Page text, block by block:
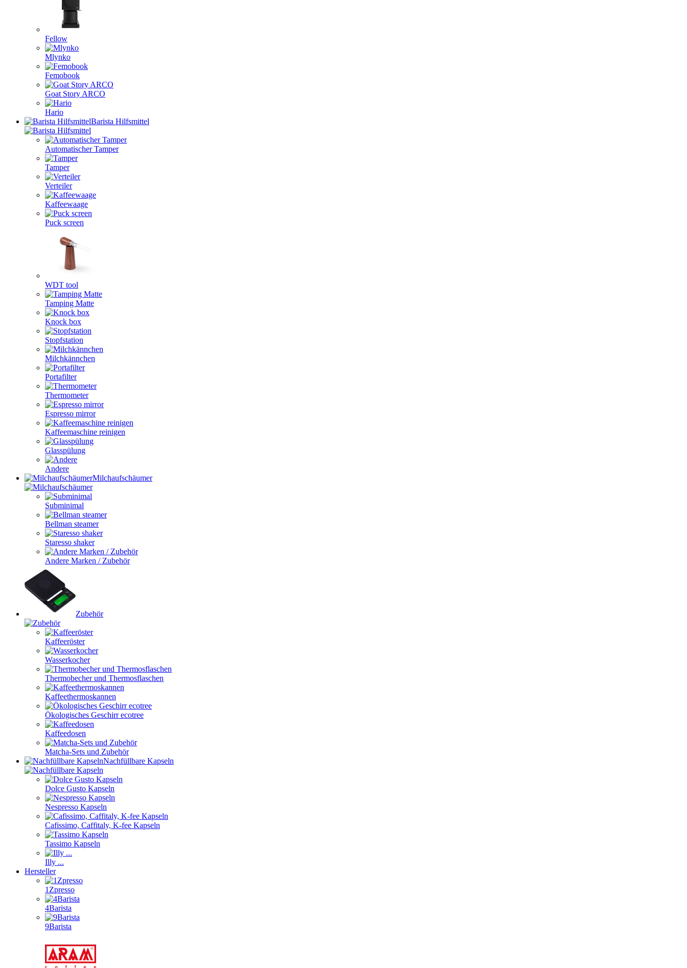
Fellow
Mlynko
Femobook
Goat Story ARCO
Hario
Barista Hilfsmittel
Automatischer Tamper
Tamper
Verteiler
Kaffeewaage
Puck screen
WDT tool
Tamping Matte
Knock box
Stopfstation
Milchkännchen
Portafilter
Thermometer
Espresso mirror
Kaffeemaschine reinigen
Glasspülung
Andere
Milchaufschäumer
Subminimal
Bellman steamer
Staresso shaker
Andere Marken / Zubehör
Zubehör
Kaffeeröster
Wasserkocher
Thermobecher und Thermosflaschen
Kaffeethermoskannen
Ökologisches Geschirr ecotree
Kaffeedosen
Matcha-Sets und Zubehör
Nachfüllbare Kapseln
Dolce Gusto Kapseln
Nespresso Kapseln
Cafissimo, Caffitaly, K-fee Kapseln
Tassimo Kapseln
Illy ...
Hersteller
1Zpresso
4Barista
9Barista